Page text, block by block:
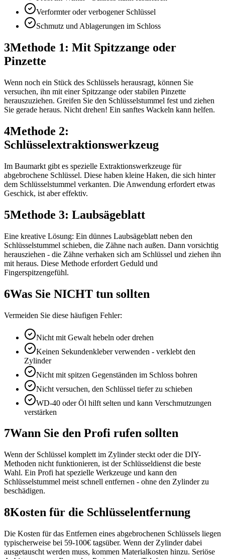
Verformter oder verbogener Schlüssel
Schmutz und Ablagerungen im Schloss
3Methode 1: Mit Spitzzange oder
Pinzette
Wenn noch ein Stück des Schlüssels herausragt, können Sie
versuchen, ihn mit einer Spitzzange oder stabilen Pinzette
herauszuziehen. Greifen Sie den Schlüsselstummel fest und ziehen
Sie gerade heraus. Nicht drehen! Ein sanftes Wackeln kann helfen.
4Methode 2:
Schlüsselextraktionswerkzeug
Im Baumarkt gibt es spezielle Extraktionswerkzeuge für
abgebrochene Schlüssel. Diese haben kleine Haken, die sich hinter
dem Schlüsselstummel verkanten. Die Anwendung erfordert etwas
Geschick, ist aber effektiv.
5Methode 3: Laubsägeblatt
Eine kreative Lösung: Ein dünnes Laubsägeblatt neben den
Schlüsselstummel schieben, die Zähne nach außen. Dann vorsichtig
herausziehen - die Zähne verhaken sich am Schlüssel und ziehen ihn
mit heraus. Diese Methode erfordert Geduld und
Fingerspitzengefühl.
6Was Sie NICHT tun sollten
Vermeiden Sie diese häufigen Fehler:
Nicht mit Gewalt hebeln oder drehen
Keinen Sekundenkleber verwenden - verklebt den
Zylinder
Nicht mit spitzen Gegenständen im Schloss bohren
Nicht versuchen, den Schlüssel tiefer zu schieben
WD-40 oder Öl hilft selten und kann Verschmutzungen
verstärken
7Wann Sie den Profi rufen sollten
Wenn der Schlüssel komplett im Zylinder steckt oder die DIY-
Methoden nicht funktionieren, ist der Schlüsseldienst die beste
Wahl. Ein Profi hat spezielle Werkzeuge und kann den
Schlüsselstummel meist schnell entfernen - ohne den Zylinder zu
beschädigen.
8Kosten für die Schlüsselentfernung
Die Kosten für das Entfernen eines abgebrochenen Schlüssels liegen
typischerweise bei 59-100€ tagsüber. Wenn der Zylinder dabei
ausgetauscht werden muss, kommen Materialkosten hinzu. Seriöse